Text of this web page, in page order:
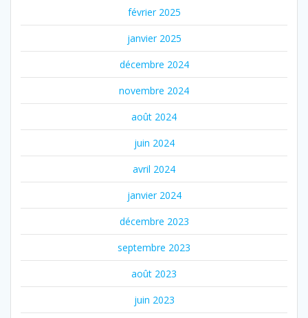
février 2025
janvier 2025
décembre 2024
novembre 2024
août 2024
juin 2024
avril 2024
janvier 2024
décembre 2023
septembre 2023
août 2023
juin 2023